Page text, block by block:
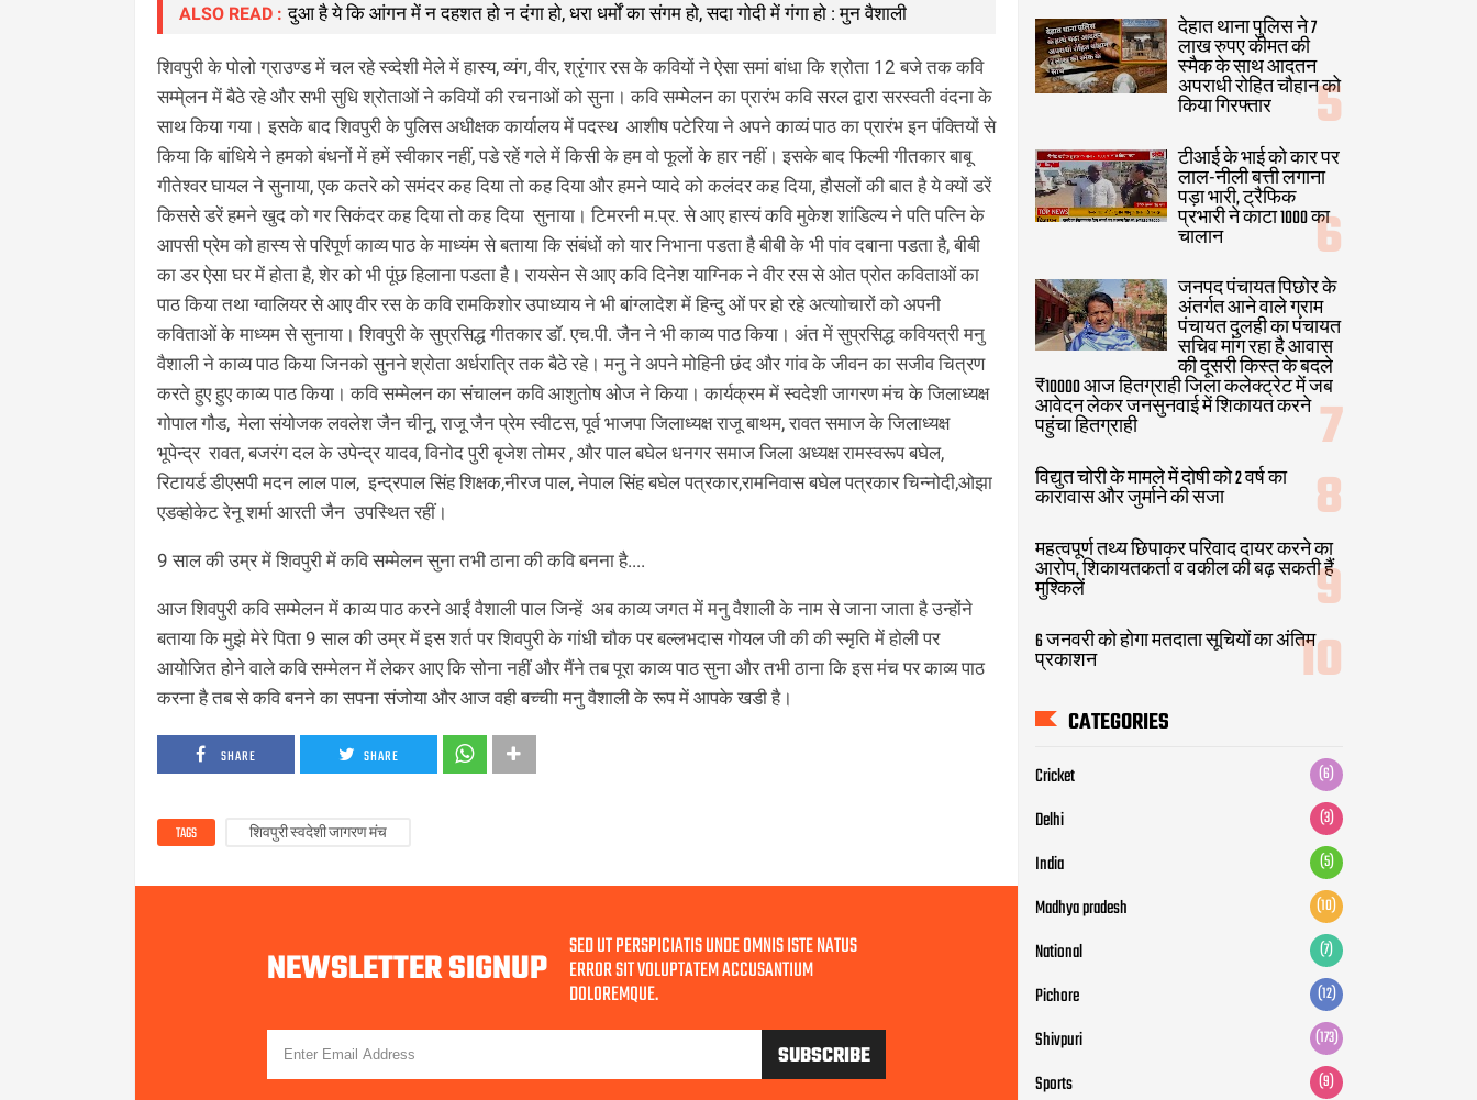
ALSO READ : दुआ है ये कि आंगन में न दहशत हो न दंगा हो, धरा धर्मों का संगम हो, सदा गोदी में गंगा हो : मुन वैशाली
शिवपुरी के पोलो ग्राउण्ड में चल रहे स्व्देशी मेले में हास्य, व्यंग, वीर, श्रृंगार रस के कवियों ने ऐसा समां बांधा कि श्रोता 12 बजे तक कवि
सम्मे्लन में बैठे रहे और सभी सुधि श्रोताओं ने कवियों की रचनाओं को सुना। कवि सम्मेेलन का प्रारंभ कवि सरल द्वारा सरस्वती वंदना के
साथ किया गया। इसके बाद शिवपुरी के पुलिस अधीक्षक कार्यालय में पदस्थ आशीष पटेरिया ने अपने काव्यं पाठ का प्रारंभ इन पंक्तियों से
किया कि बांधिये ने हमको बंधनों में हमें स्वीकार नहीं, पडे रहें गले में किसी के हम वो फूलों के हार नहीं। इसके बाद फिल्मी गीतकार बाबू
गीतेश्वर घायल ने सुनाया, एक कतरे को समंदर कह दिया तो कह दिया और हमने प्यादे को कलंदर कह दिया, हौसलों की बात है ये क्यों डरें
किससे डरें हमने खुद को गर सिकंदर कह दिया तो कह दिया सुनाया। टिमरनी म.प्र. से आए हास्यं कवि मुकेश शांडिल्य ने पति पत्नि के
आपसी प्रेम को हास्य से परिपूर्ण काव्य पाठ के माध्यंम से बताया कि संबंधों को यार निभाना पडता है बीबी के भी पांव दबाना पडता है, बीबी
का डर ऐसा घर में होता है, शेर को भी पूंछ हिलाना पडता है। रायसेन से आए कवि दिनेश याग्निक ने वीर रस से ओत प्रोत कविताओं का
पाठ किया तथा ग्वालियर से आए वीर रस के कवि रामकिशोर उपाध्याय ने भी बांग्लादेश में हिन्दु ओं पर हो रहे अत्याोचारों को अपनी
कविताओं के माध्यम से सुनाया। शिवपुरी के सुप्रसिद्ध गीतकार डॉ. एच.पी. जैन ने भी काव्य पाठ किया। अंत में सुप्रसिद्ध कवियत्री मनु
वैशाली ने काव्य पाठ किया जिनको सुनने श्रोता अर्धरात्रि तक बैठे रहे। मनु ने अपने मोहिनी छंद और गांव के जीवन का सजीव चित्रण
करते हुए हुए काव्य पाठ किया। कवि सम्‍मेलन का संचालन कवि आशुतोष ओज ने किया। कार्यक्रम में स्वदेशी जागरण मंच के जिलाध्यक्ष
गोपाल गौड, मेला संयोजक लवलेश जैन चीनू, राजू जैन प्रेम स्वीटस, पूर्व भाजपा जिलाध्यक्ष राजू बाथम, रावत समाज के जिलाध्यक्ष
भूपेन्द्र रावत, बजरंग दल के उपेन्द्र यादव, विनोद पुरी बृजेश तोमर , और पाल बघेल धनगर समाज जिला अध्यक्ष रामस्वरूप बघेल,
रिटायर्ड डीएसपी मदन लाल पाल, इन्द्रपाल सिंह शिक्षक,नीरज पाल, नेपाल सिंह बघेल पत्रकार,रामनिवास बघेल पत्रकार चिन्नोदी,ओझा
एडव्‍होकेट रेनू शर्मा आरती जैन उपस्थित रहीं।
9 साल की उम्र में शिवपुरी में कवि सम्मेलन सुना तभी ठाना की कवि बनना है....
आज शिवपुरी कवि सम्मेेलन में काव्य पाठ करने आईं वैशाली पाल जिन्हें अब काव्य जगत में मनु वैशाली के नाम से जाना जाता है उन्होंने
बताया कि मुझे मेरे पिता 9 साल की उम्र में इस शर्त पर शिवपुरी के गांधी चौक पर बल्‍लभदास गोयल जी की की स्मृति में होली पर
आयोजित होने वाले कवि सम्मेलन में लेकर आए कि सोना नहीं और मैंने तब पूरा काव्य पाठ सुना और तभी ठाना कि इस मंच पर काव्य पाठ
करना है तब से कवि बनने का सपना संजोया और आज वही बच्चीा मनु वैशाली के रूप में आपके खडी है।
SHARE SHARE
TAGS शिवपुरी स्वदेशी जागरण मंच
NEWSLETTER SIGNUP SED UT PERSPICIATIS UNDE OMNIS ISTE NATUS
ERROR SIT VOLUPTATEM ACCUSANTIUM
DOLOREMQUE.
देहात थाना पुलिस ने 7
लाख रुपए कीमत की
स्मैक के साथ आदतन
अपराधी रोहित चौहान को
किया गिरफ्तार
टीआई के भाई को कार पर
लाल-नीली बत्ती लगाना
पड़ा भारी, ट्रैफिक
प्रभारी ने काटा 1000 का
चालान
जनपद पंचायत पिछोर के
अंतर्गत आने वाले ग्राम
पंचायत दुलही का पंचायत
सचिव मांग रहा है आवास
की दूसरी किस्त के बदले
₹10000 आज हितग्राही जिला कलेक्ट्रेट में जब
आवेदन लेकर जनसुनवाई में शिकायत करने
पहुंचा हितग्राही
विद्युत चोरी के मामले में दोषी को 2 वर्ष का
कारावास और जुर्माने की सजा
महत्वपूर्ण तथ्य छिपाकर परिवाद दायर करने का
आरोप, शिकायतकर्ता व वकील की बढ़ सकती हैं
मुश्किलें
6 जनवरी को होगा मतदाता सूचियों का अंतिम
प्रकाशन
CATEGORIES
Cricket (6)
Delhi (3)
India (5)
Madhya pradesh (10)
National (7)
Pichore (12)
Shivpuri (173)
Sports (9)